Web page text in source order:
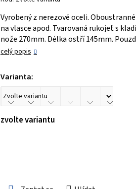
0,0
z 5
hvězdiček.
Vyrobený z nerezové oceli.
na vlasce apod. Tvarovaná rukojeť s
nože 270mm. Délka ostří 145mm.
celý popis
Varianta:
zvolte variantu